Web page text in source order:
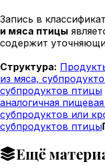
Запись в
и мяса птицы
содержит
Структура:
из мяса,
субпродуктов птицы
аналогичная
субпродуктов или
субпродуктов птицы
Ещё